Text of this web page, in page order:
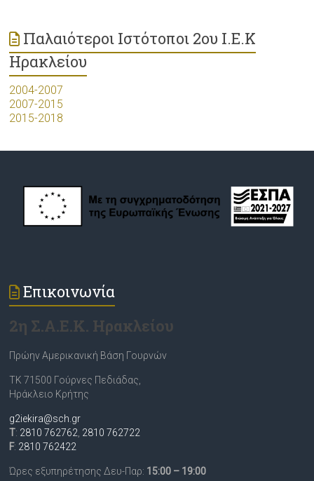
Παλαιότεροι Ιστότοποι 2ου Ι.Ε.Κ
Ηρακλείου
2004-2007
2007-2015
2015-2018
Επικοινωνία
2η Σ.Α.Ε.Κ. Ηρακλείου
Πρώην Αμερικανική Βάση Γουρνών
ΤΚ 71500 Γούρνες Πεδιάδας,
Ηράκλειο Κρήτης
g2iekira@sch.gr
T: 2810 762762 2810 762722
F: 2810 762422
Ώρες εξυπηρέτησης Δευ-Παρ: 15:00 – 19:00